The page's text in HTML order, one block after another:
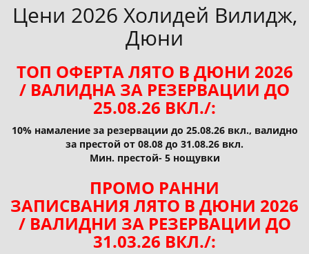
Цени 2026 Холидей Вилидж,
Дюни
ТОП ОФЕРТА ЛЯТО В ДЮНИ 2026
/ ВАЛИДНА ЗА РЕЗЕРВАЦИИ ДО
25.08.26 ВКЛ./:
10% намаление за резервации до 25.08.26 вкл., валидно
за престой от 08.08 до 31.08.26 вкл.
Мин. престой- 5 нощувки
ПРОМО РАННИ
ЗАПИСВАНИЯ ЛЯТО В ДЮНИ 2026
/ ВАЛИДНИ ЗА РЕЗЕРВАЦИИ ДО
31.03.26 ВКЛ./: